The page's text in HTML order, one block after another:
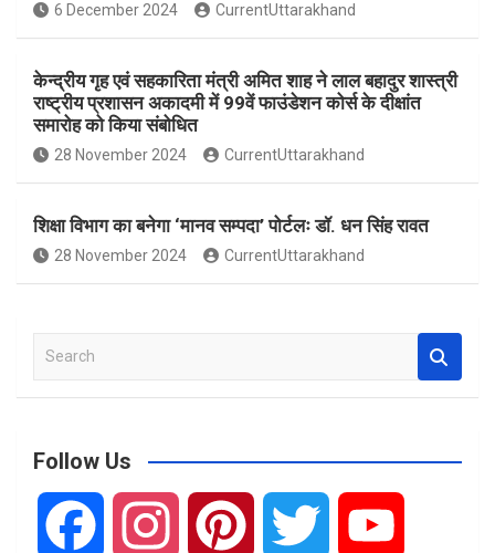
6 December 2024 CurrentUttarakhand
केन्द्रीय गृह एवं सहकारिता मंत्री अमित शाह ने लाल बहादुर शास्त्री
राष्ट्रीय प्रशासन अकादमी में 99वें फाउंडेशन कोर्स के दीक्षांत
समारोह को किया संबोधित
28 November 2024 CurrentUttarakhand
शिक्षा विभाग का बनेगा ‘मानव सम्पदा’ पोर्टलः डॉ. धन सिंह रावत
28 November 2024 CurrentUttarakhand
a
c
Follow Us